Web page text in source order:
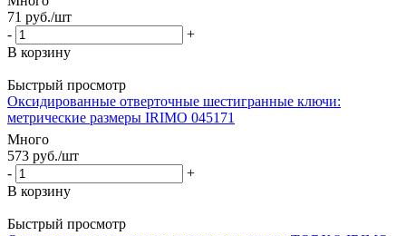
71 руб./шт
-
+
В корзину
Быстрый просмотр
Оксидированные отверточные шестигранные ключи:
метрические размеры IRIMO 045171
Много
573 руб./шт
-
+
В корзину
Быстрый просмотр